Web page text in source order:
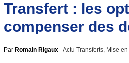
Transfert : les
compenser des
Par Romain Rigaux -Actu Transferts, Mise